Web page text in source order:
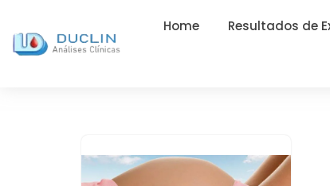
Home Resultados de